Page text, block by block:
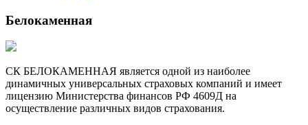
Белокаменная
СК БЕЛОКАМЕННАЯ является одной из наиболее
динамичных универсальных страховых компаний и имеет
лицензию Министерства финансов РФ 4609Д на
осуществление различных видов страхования.